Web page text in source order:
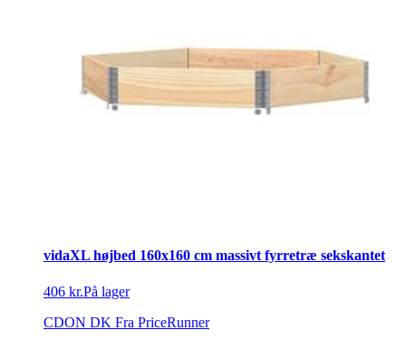
vidaXL højbed 160x160 cm massivt fyrretræ sekskantet
406 kr.På lager
CDON DK Fra PriceRunner